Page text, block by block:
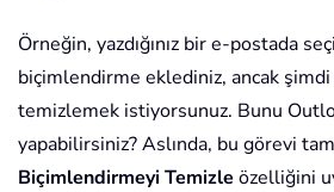
Örneğin, yazdığınız bir e-postada
biçimlendirme eklediniz, ancak
temizlemek istiyorsunuz. Bunu
yapabilirsiniz? Aslında, bu görevi
Biçimlendirmeyi Temizle özelliğini